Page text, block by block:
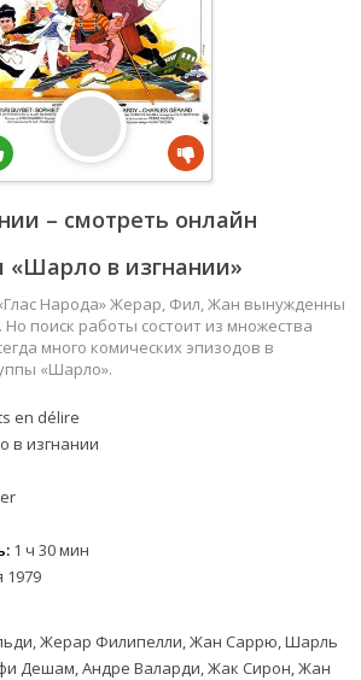
– смотреть онлайн
в изгнании»
Народа» Жерар, Фил, Жан вынужденны
поиск работы состоит из множества
много комических эпизодов в
«Шарло».
en délire
в изгнании
1 ч 30 мин
1979
Жерар Филипелли, Жан Саррю, Шарль
Дешам, Андре Валарди, Жак Сирон, Жан